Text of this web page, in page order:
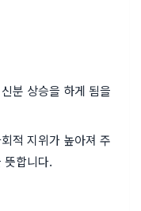
분 상승을 하게 됨을
적 지위가 높아져 주
뜻합니다.